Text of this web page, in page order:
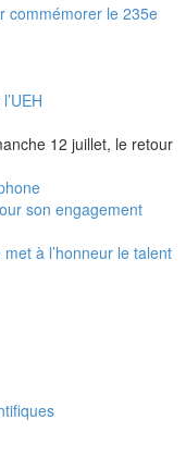
commémorer le 235e
12 juillet, le retour
son engagement
à l’honneur le talent